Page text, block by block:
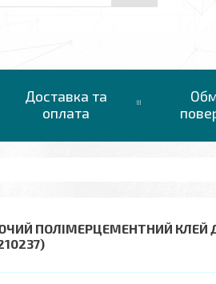
Доставка та
оплата
ПОЛІМЕРЦЕМЕНТНИЙ КЛЕЙ